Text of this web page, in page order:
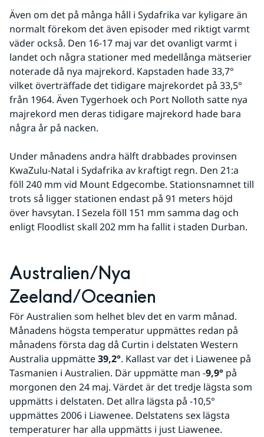
Även om det på många håll i Sydafrika var kyligare än
normalt förekom det även episoder med riktigt varmt
väder också. Den 16-17 maj var det ovanligt varmt i
landet och några stationer med medellånga mätserier
noterade då nya majrekord. Kapstaden hade 33,7°
vilket överträffade det tidigare majrekordet på 33,5°
från 1964. Även Tygerhoek och Port Nolloth satte nya
majrekord men deras tidigare majrekord hade bara
några år på nacken.
Under månadens andra hälft drabbades provinsen
KwaZulu-Natal i Sydafrika av kraftigt regn. Den 21:a
föll 240 mm vid Mount Edgecombe. Stationsnamnet till
trots så ligger stationen endast på 91 meters höjd
över havsytan. I Sezela föll 151 mm samma dag och
enligt Floodlist skall 202 mm ha fallit i staden Durban.
Australien/Nya
Zeeland/Oceanien
För Australien som helhet blev det en varm månad.
Månadens högsta temperatur uppmättes redan på
månadens första dag då Curtin i delstaten Western
Australia uppmätte 39,2°. Kallast var det i Liawenee på
Tasmanien i Australien. Där uppmätte man -9,9° på
morgonen den 24 maj. Värdet är det tredje lägsta som
uppmätts i delstaten. Det allra lägsta på -10,5°
uppmättes 2006 i Liawenee. Delstatens sex lägsta
temperaturer har alla uppmätts i just Liawenee.